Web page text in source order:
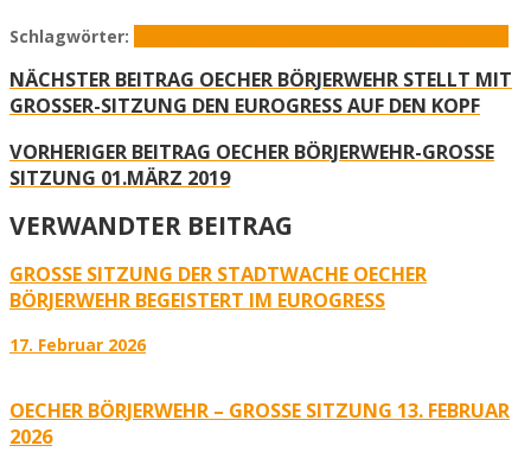
Schlagwörter:
NÄCHSTER BEITRAG OECHER BÖRJERWEHR STELLT MIT
GROSSER-SITZUNG DEN EUROGRESS AUF DEN KOPF
VORHERIGER BEITRAG OECHER BÖRJERWEHR-GROSSE
SITZUNG 01.MÄRZ 2019
VERWANDTER BEITRAG
GROSSE SITZUNG DER STADTWACHE OECHER B
ÖRJERWEHR BEGEISTERT IM EUROGRESS
17. Februar 2026
OECHER BÖRJERWEHR – GROSSE SITZUNG 13. FEBRUAR 2
026